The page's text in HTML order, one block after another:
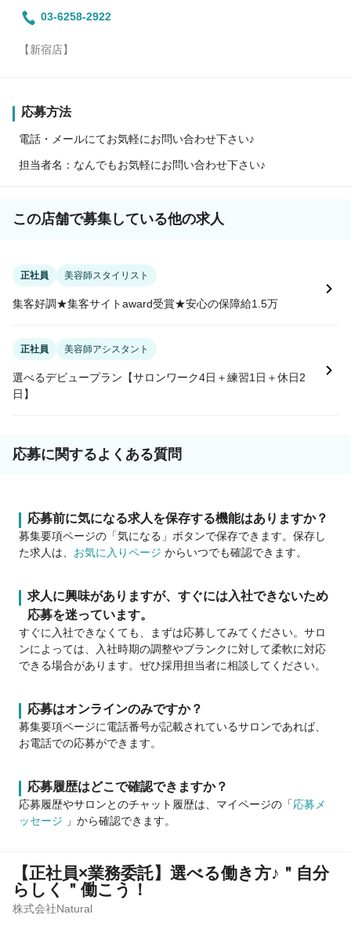
03-6258-2922
【新宿店】
応募方法
電話・メールにてお気軽にお問い合わせ下さい♪
担当者名：なんでもお気軽にお問い合わせ下さい♪
この店舗で募集している他の求人
正社員 美容師スタイリスト
集客好調★集客サイトaward受賞★安心の保障給1.5万
正社員 美容師アシスタント
選べるデビュープラン【サロンワーク4日＋練習1日＋休日2
日】
応募に関するよくある質問
応募前に気になる求人を保存する機能はありますか？
募集要項ページの「気になる」ボタンで保存できます。保存し
た求人は、 お気に入りページ からいつでも確認できます。
求人に興味がありますが、すぐには入社できないため
応募を迷っています。
すぐに入社できなくても、まずは応募してみてください。サロ
ンによっては、入社時期の調整やブランクに対して柔軟に対応
できる場合があります。ぜひ採用担当者に相談してください。
応募はオンラインのみですか？
募集要項ページに電話番号が記載されているサロンであれば、
お電話での応募ができます。
応募履歴はどこで確認できますか？
応募履歴やサロンとのチャット履歴は、マイページの「応募メ
ッセージ
」から確認できます。
【正社員×業務委託】選べる働き方♪＂自分
らしく＂働こう！
株式会社Natural